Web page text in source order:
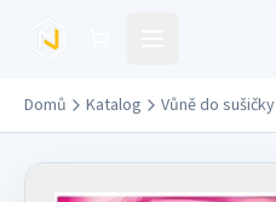
Přejít na hlavní obsah
Domů Katalog Vůně do sušičky